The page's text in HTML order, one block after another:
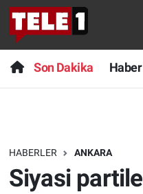
Son Dakika Haber
HABERLER ANKARA
Siyasi
Anında Manşet
Başka Sohbetler
Bilim turu
Son Dakika
Haber
Dünya
Nöbetçi Eczaneler
Hava Durumu
Trafik Durumu